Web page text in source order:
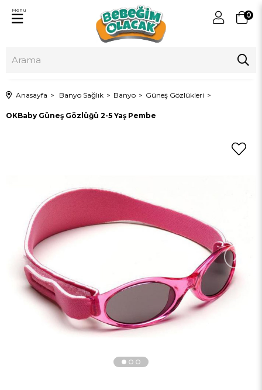
0
Menu
Anasayfa Banyo Sağlık Banyo Güneş Gözlükleri
OKBaby Güneş Gözlüğü 2-5 Yaş Pembe
›